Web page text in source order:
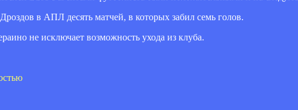
в АПЛ десять матчей, в которых забил семь голов.
не исключает возможность ухода из клуба.